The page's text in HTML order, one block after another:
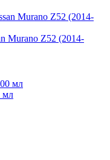
Murano Z52 (2014-
мл